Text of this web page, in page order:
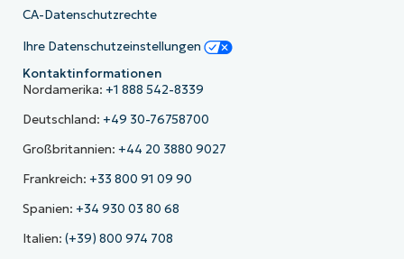
CA-Datenschutzrechte
Ihre Datenschutzeinstellungen
Kontaktinformationen
Nordamerika: +1 888 542-8339
Deutschland: +49 30-76758700
Großbritannien: +44 20 3880 9027
Frankreich: +33 800 91 09 90
Spanien: +34 930 03 80 68
Italien: (+39) 800 974 708